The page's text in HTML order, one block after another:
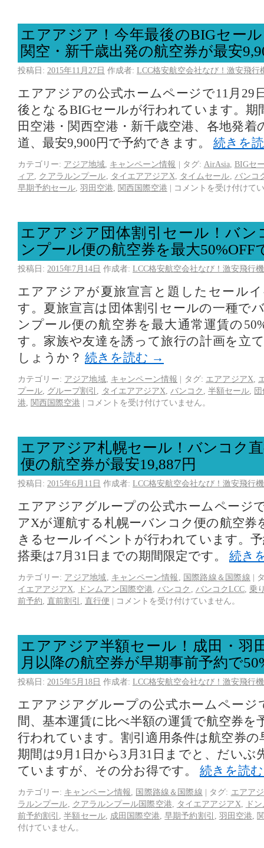
エアアジア！今年最後のBIGセー
関空・新千歳出発の航空券が最安
投稿日: 2015年11月27日 作成者: LCC格安航空会社なび！激安飛行
エアアジアの公式ホームページで11月29
後となるBIGセールが行われています。期
田空港・関西空港・新千歳空港、各地発着
道、最安9,900円で予約できます。 続きを
カテゴリー: アジア地域 キャンペーン情報 | タグ: AirAsia, BIGセ
ィア
クアラルンプール タイエアアジアX タイムセール
バンコ
早期予約セール 羽田空港 関西国際空港 | コメントを受け付けて
エアアジア団体割引セール！バン
ンプール便の航空券を最大50%OFF
投稿日: 2015年7月14日 作成者: LCC格安航空会社なび！激安飛行
エアアジアが夏旅宣言と題したセール
す。夏旅宣言は団体割引セールの一種で
ンプール便の航空券を最大通常運賃の
す。家族や友達を誘って旅行の計画を立
しょうか？ 続きを読む →
カテゴリー: アジア地域 キャンペーン情報 | タグ: エアアジアX
プール グループ割引 タイエアアジアX バンコク ,半額セール
港
関西国際空港 | コメントを受け付けていません。
エアアジア札幌セール！バンコク
便の航空券が最安19,887円
投稿日: 2015年6月11日 作成者: LCC格安航空会社なび！激安飛行
エアアジアグループの公式ホームページ
アXが運航する札幌ーバンコク便の航空券
きるセールイベントが行われています。
搭乗は7月31日までの期間限定です。 続き
カテゴリー: アジア地域 キャンペーン情報 国際路線＆国際線 |
イエアアジアX
ドンムアン国際空港 バンコク バンコクLCC, 乗
前予約
直前割引 直行便 | コメントを受け付けていません。
エアアジア半額セール！成田・羽
月以降の航空券が早期事前予約で
投稿日: 2015年5月18日 作成者: LCC格安航空会社なび！激安飛行
エアアジアグループの公式ホームページ
間、基本運賃に比べ半額の運賃で航空券を
行われています。割引適用条件は航空券の
期間は9月1日から3月31日までと、だいぶ
ていますが、その分お得です。 続きを読
カテゴリー: キャンペーン情報 国際路線＆国際線 | タグ: エアア
ラルンプール
クアラルンプール国際空港 タイエアアジアX
ド
前予約割引
,半額セール, 成田国際空港 ,早期予約割引 羽田空港
付けていません。